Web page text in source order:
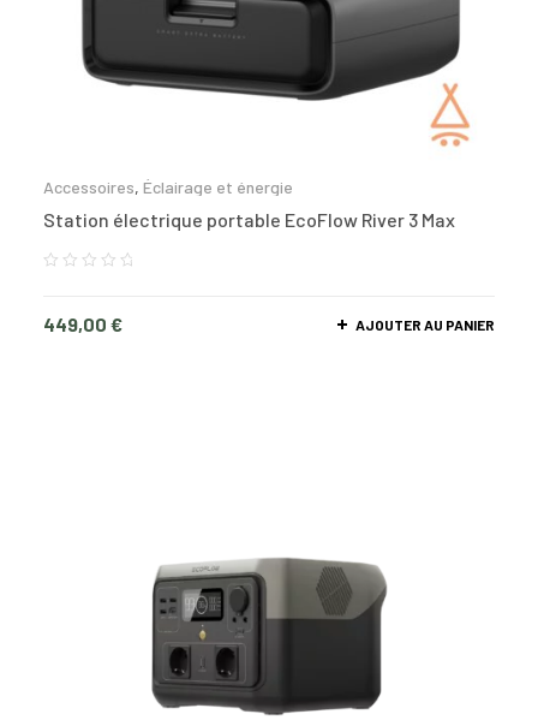
Accessoires, Éclairage et énergie
Station électrique portable EcoFlow River 3 Max
449,00 € AJOUTER AU PANIER